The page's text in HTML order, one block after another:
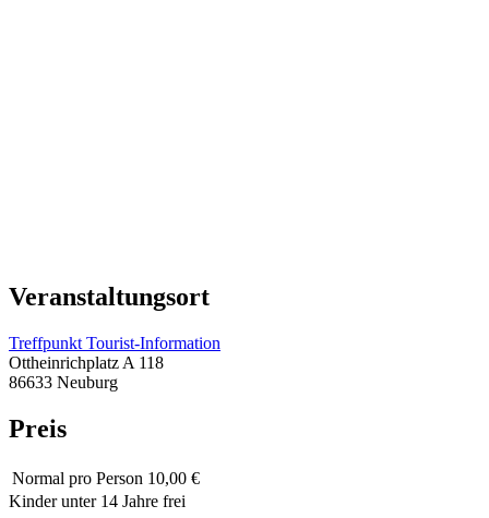
Veranstaltungsort
Treffpunkt Tourist-Information
Ottheinrichplatz A 118
86633 Neuburg
Preis
Normal pro Person 10,00 €
Kinder unter 14 Jahre frei